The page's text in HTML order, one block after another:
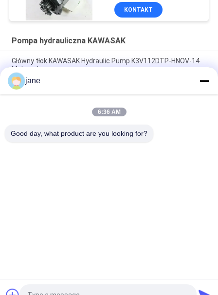
KONTAKT
Pompa hydrauliczna KAWASAK
Główny tłok KAWASAK Hydraulic Pump K3V112DTP-HNOV-14
Małe usta
Elektryczna DH300-5 Doosan Hydraulic Pump, K3V140DT-
9TCM KAWASAK Hydraulic Products
Praktyczne główne KAWASAK Piston Pumps, K3V112DT-9N12
jane
6:36 AM
Good day, what product are you looking for?